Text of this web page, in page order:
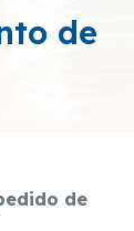
de
de